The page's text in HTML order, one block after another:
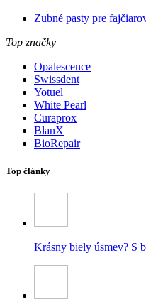
Zubné pasty pre
Top značky
Opalescence
Swissdent
Yotuel
White Pearl
Curaprox
BlanX
BioRepair
Top články
Krásny biely úsmev? S